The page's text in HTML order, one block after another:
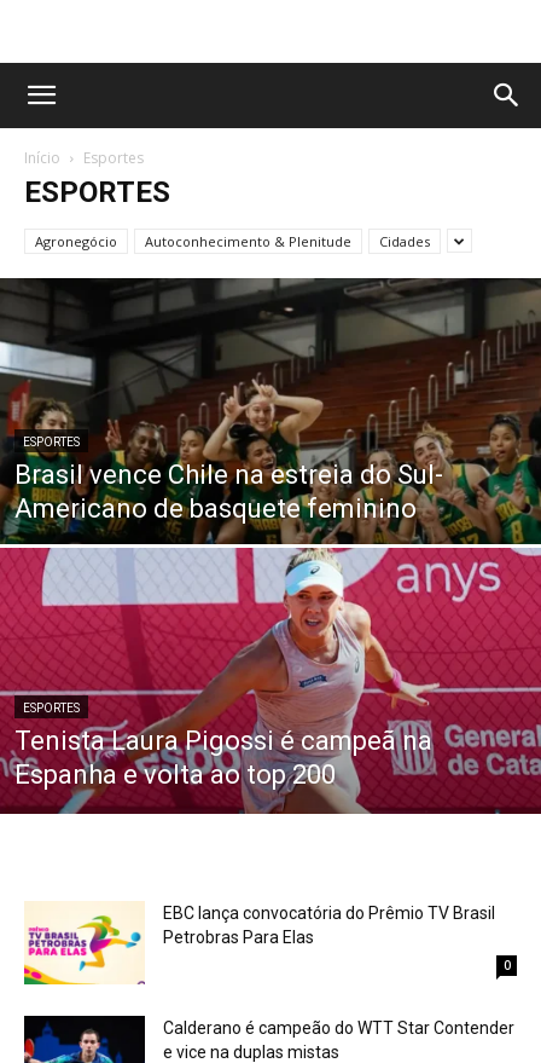
Início Esportes
ESPORTES
Agronegócio Autoconhecimento & Plenitude Cidades
ESPORTES
Brasil vence Chile na estreia do Sul-
Americano de basquete feminino
ESPORTES
Tenista Laura Pigossi é campeã na
Espanha e volta ao top 200
EBC lança convocatória do Prêmio TV Brasil
Petrobras Para Elas
0
Calderano é campeão do WTT Star Contender
e vice na duplas mistas